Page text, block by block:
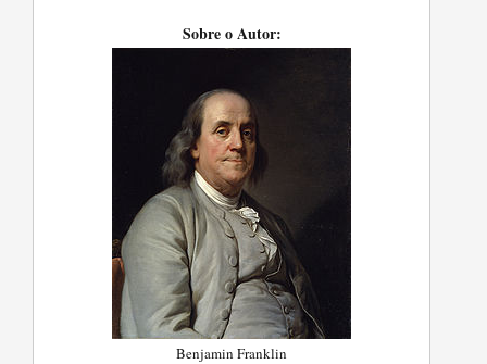
Sobre o Autor:
Benjamin Franklin